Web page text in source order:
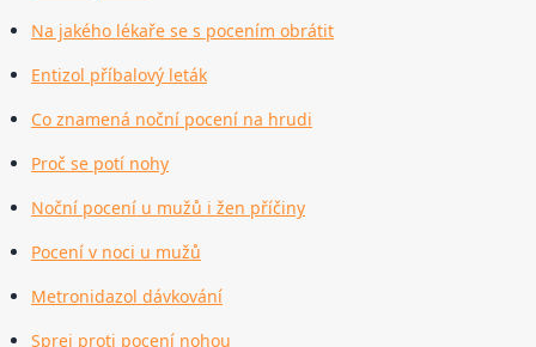
Na jakého lékaře se s pocením obrátit
Entizol příbalový leták
Co znamená noční pocení na hrudi
Proč se potí nohy
Noční pocení u mužů i žen příčiny
Pocení v noci u mužů
Metronidazol dávkování
Sprej proti pocení nohou